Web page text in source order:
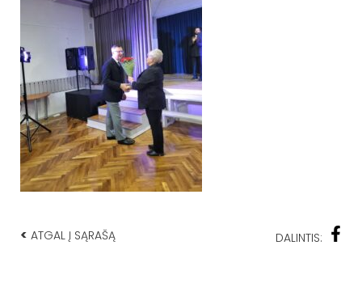
< ATGAL Į SĄRAŠĄ DALINTIS: